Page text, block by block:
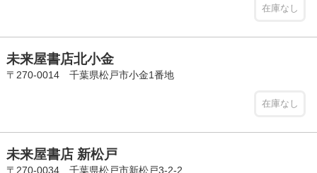
在庫なし
未来屋書店北小金
〒270-0014 千葉県松戸市小金1番地
在庫なし
未来屋書店 新松戸
〒270-0034 千葉県松戸市新松戸3-2-2